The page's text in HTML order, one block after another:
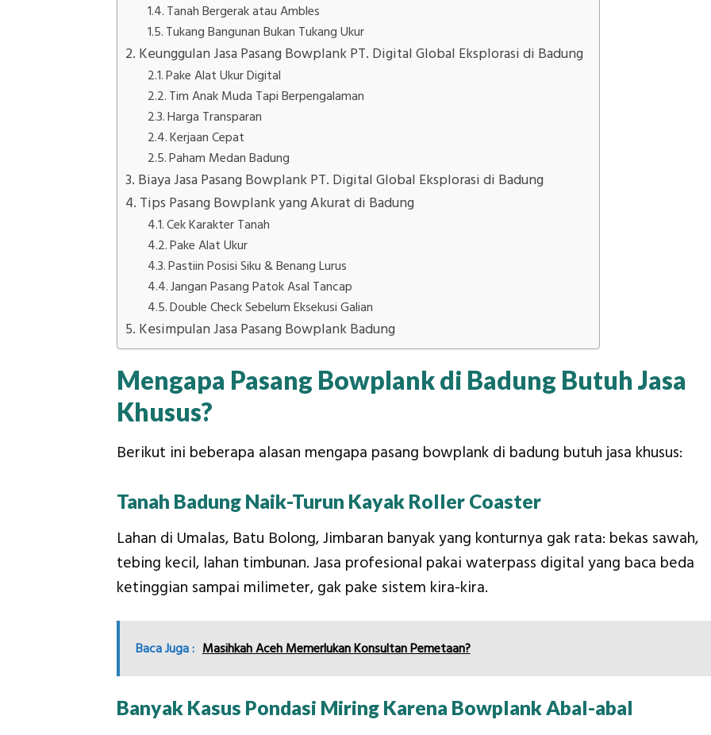
Tanah Bergerak atau Ambles
Tukang Bangunan Bukan Tukang Ukur
Keunggulan Jasa Pasang Bowplank PT. Digital Global Eksplorasi di Badung
Pake Alat Ukur Digital
Tim Anak Muda Tapi Berpengalaman
Harga Transparan
Kerjaan Cepat
Paham Medan Badung
Biaya Jasa Pasang Bowplank PT. Digital Global Eksplorasi di Badung
Tips Pasang Bowplank yang Akurat di Badung
Cek Karakter Tanah
Pake Alat Ukur
Pastiin Posisi Siku & Benang Lurus
Jangan Pasang Patok Asal Tancap
Double Check Sebelum Eksekusi Galian
Kesimpulan Jasa Pasang Bowplank Badung
Mengapa Pasang Bowplank di Badung Butuh Jasa
Khusus?
Berikut ini beberapa alasan mengapa pasang bowplank di badung butuh jasa khusus:
Tanah Badung Naik-Turun Kayak Roller Coaster
Lahan di Umalas, Batu Bolong, Jimbaran banyak yang konturnya gak rata: bekas sawah,
tebing kecil, lahan timbunan. Jasa profesional pakai waterpass digital yang baca beda
ketinggian sampai milimeter, gak pake sistem kira-kira.
Baca Juga : Masihkah Aceh Memerlukan Konsultan Pemetaan?
Banyak Kasus Pondasi Miring Karena Bowplank Abal-abal